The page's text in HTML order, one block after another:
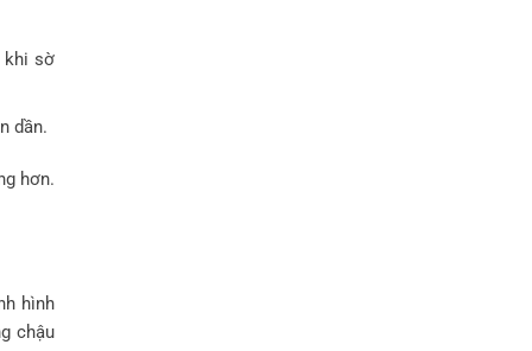
khi sờ
dần.
hơn.
hình
chậu